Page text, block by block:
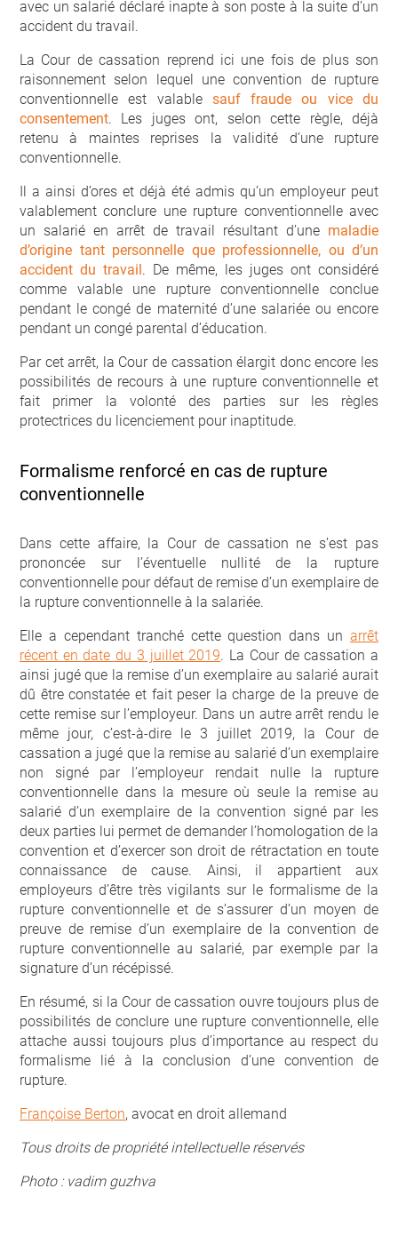
avec un salarié déclaré inapte à son poste à la suite d’un
accident du travail.
La Cour de cassation reprend ici une fois de plus son
raisonnement selon lequel une convention de rupture
conventionnelle est valable sauf fraude ou vice du
consentement. Les juges ont, selon cette règle, déjà
retenu à maintes reprises la validité d’une rupture
conventionnelle.
Il a ainsi d’ores et déjà été admis qu’un employeur peut
valablement conclure une rupture conventionnelle avec
un salarié en arrêt de travail résultant d’une maladie
d’origine tant personnelle que professionnelle, ou d’un
accident du travail. De même, les juges ont considéré
comme valable une rupture conventionnelle conclue
pendant le congé de maternité d’une salariée ou encore
pendant un congé parental d’éducation.
Par cet arrêt, la Cour de cassation élargit donc encore les
possibilités de recours à une rupture conventionnelle et
fait primer la volonté des parties sur les règles
protectrices du licenciement pour inaptitude.
Formalisme renforcé en cas de rupture
conventionnelle
Dans cette affaire, la Cour de cassation ne s’est pas
prononcée sur l’éventuelle nullité de la rupture
conventionnelle pour défaut de remise d’un exemplaire de
la rupture conventionnelle à la salariée.
Elle a cependant tranché cette question dans un arrêt
récent en date du 3 juillet 2019. La Cour de cassation a
ainsi jugé que la remise d’un exemplaire au salarié aurait
dû être constatée et fait peser la charge de la preuve de
cette remise sur l’employeur. Dans un autre arrêt rendu le
même jour, c’est-à-dire le 3 juillet 2019, la Cour de
cassation a jugé que la remise au salarié d’un exemplaire
non signé par l’employeur rendait nulle la rupture
conventionnelle dans la mesure où seule la remise au
salarié d’un exemplaire de la convention signé par les
deux parties lui permet de demander l’homologation de la
convention et d’exercer son droit de rétractation en toute
connaissance de cause. Ainsi, il appartient aux
employeurs d’être très vigilants sur le formalisme de la
rupture conventionnelle et de s’assurer d’un moyen de
preuve de remise d’un exemplaire de la convention de
rupture conventionnelle au salarié, par exemple par la
signature d’un récépissé.
En résumé, si la Cour de cassation ouvre toujours plus de
possibilités de conclure une rupture conventionnelle, elle
attache aussi toujours plus d’importance au respect du
formalisme lié à la conclusion d’une convention de
rupture.
Françoise Berton, avocat en droit allemand
Tous droits de propriété intellectuelle réservés
Photo : vadim guzhva